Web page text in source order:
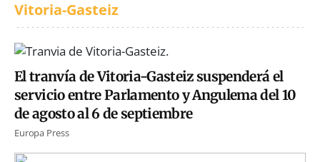
Vitoria-Gasteiz
El tranvía de Vitoria-Gasteiz suspenderá el
servicio entre Parlamento y Angulema del 10
de agosto al 6 de septiembre
Europa Press